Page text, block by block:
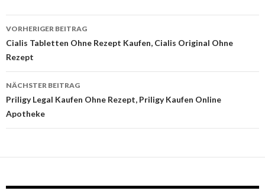
Beitrags-
Navigation
VORHERIGER BEITRAG
Cialis Tabletten Ohne Rezept Kaufen, Cialis Original Ohne
Rezept
NÄCHSTER BEITRAG
Priligy Legal Kaufen Ohne Rezept, Priligy Kaufen Online
Apotheke